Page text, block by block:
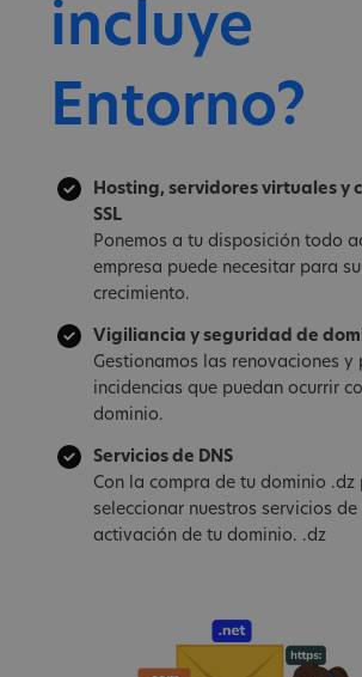
incluye
Entorno?
Hosting, servidores virtuales y
SSL
Ponemos a tu disposición todo
empresa puede necesitar para
crecimiento.
Vigiliancia y seguridad de
Gestionamos las renovaciones y
incidencias que puedan ocurrir
dominio.
Servicios de DNS
Con la compra de tu dominio .dz
seleccionar nuestros servicios de
activación de tu dominio. .dz